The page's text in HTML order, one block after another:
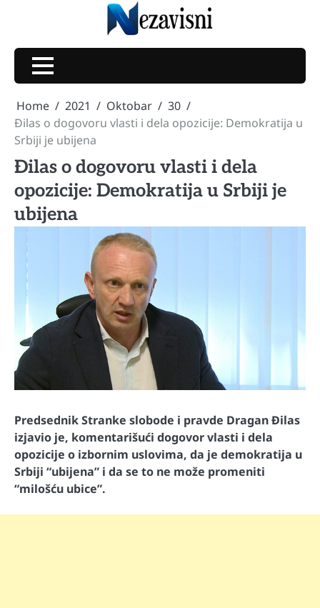
Home 2021 Oktobar
30
Đilas o dogovoru vlasti i dela opozicije: Demokratija u
Srbiji je ubijena
Đilas o dogovoru vlasti i dela
opozicije: Demokratija u Srbiji je
ubijena
Predsednik Stranke slobode i pravde Dragan Đilas
izjavio je, komentarišući dogovor vlasti i dela
opozicije o izbornim uslovima, da je demokratija u
Srbiji “ubijena” i da se to ne može promeniti
“milošću ubice”.